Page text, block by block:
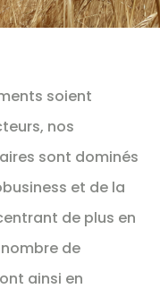
soient
nos
sont dominés
et de la
de plus en
de
ainsi en